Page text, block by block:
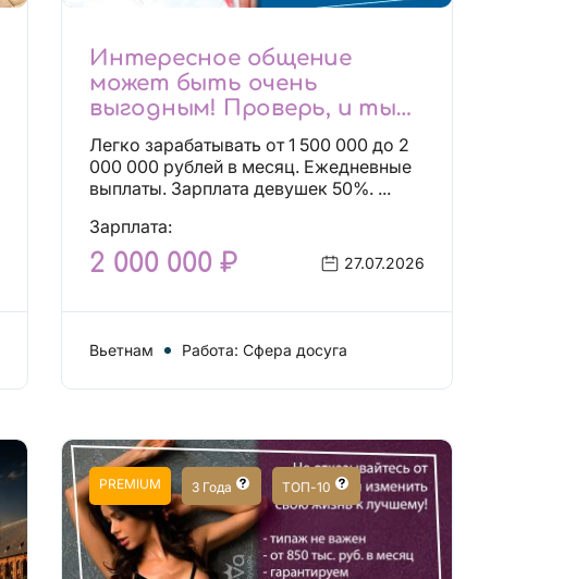
Интересное общение
может быть очень
выгодным! Проверь, и ты
не пожалеешь! 2 000 000₽
Легко зарабатывать от 1 500 000 до 2
000 000 рублей в месяц. Ежедневные
выплаты. Зарплата девушек 50%. ...
Зарплата:
2 000 000 ₽ 27.07.2026
Вьетнам Работа: Сфера досуга
PREMIUM 3 Года ТОП-10